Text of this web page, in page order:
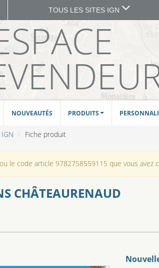
TOUS LES SITES IGN
NOUVEAUTÉS PRODUITS
IGN Fiche produit
le code article 9782758559115 que vous
CHÂTEAURENAUD